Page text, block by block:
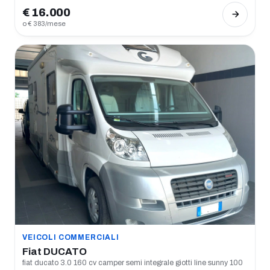
€ 16.000
o € 383/mese
VEICOLI COMMERCIALI
Fiat DUCATO
fiat ducato 3.0 160 cv camper semi integrale giotti line sunny 100